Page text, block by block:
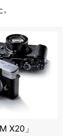
X20」